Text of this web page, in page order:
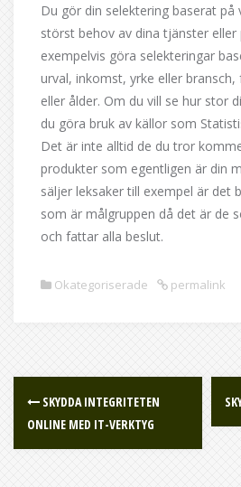
Du gör din selektering baserat på
störst behov av dina tjänster eller
exempelvis göra selekteringar
urval, inkomst, yrke eller
eller ålder. Om du vill se hur stor
du göra bruk av källor som
Det är inte alltid de du tror
produkter som egentligen är din
säljer leksaker till exempel är det
som är målgruppen då det är de
och fattar alla beslut.
Okategoriserade permalink
Post
navigation
SKYDDA INTEGRITETEN
ONLINE MED IT-VERKTYG